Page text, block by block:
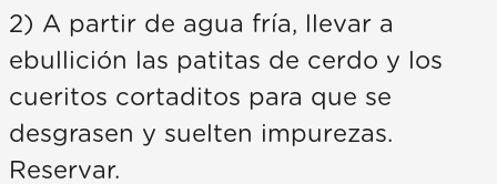
2) A partir de agua fría, llevar a
ebullición las patitas de cerdo y los
cueritos cortaditos para que se
desgrasen y suelten impurezas.
Reservar.